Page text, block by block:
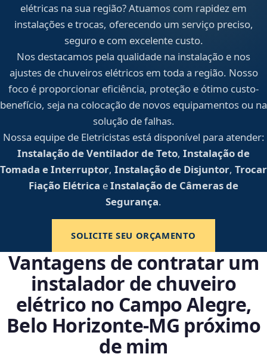
elétricas na sua região? Atuamos com rapidez em
instalações e trocas, oferecendo um serviço preciso,
seguro e com excelente custo.
Nos destacamos pela qualidade na instalação e nos
ajustes de chuveiros elétricos em toda a região. Nosso
foco é proporcionar eficiência, proteção e ótimo custo-
benefício, seja na colocação de novos equipamentos ou na
solução de falhas.
Nossa equipe de Eletricistas está disponível para atender:
Instalação de Ventilador de Teto, Instalação de
Tomada e Interruptor, Instalação de Disjuntor, Trocar
Fiação Elétrica eInstalação de Câmeras de
Segurança.
SOLICITE SEU ORÇAMENTO
Vantagens de contratar um
instalador de chuveiro
elétrico no Campo Alegre,
Belo Horizonte‑MG próximo
de mim